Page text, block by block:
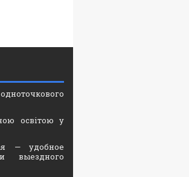
освітою у
— удобное